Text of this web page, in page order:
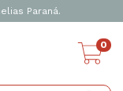
Paraná.
0